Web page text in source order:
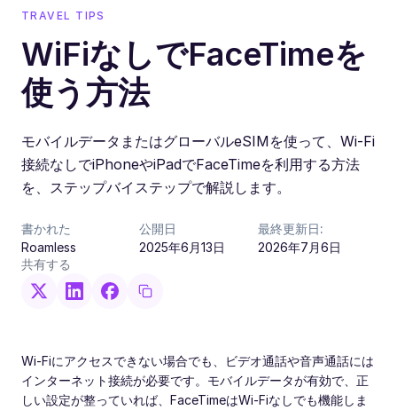
TRAVEL TIPS
WiFiなしでFaceTimeを
使う方法
モバイルデータまたはグローバルeSIMを使って、Wi-Fi
接続なしでiPhoneやiPadでFaceTimeを利用する方法
を、ステップバイステップで解説します。
書かれた
Roamless
公開日
2025年6月13日
最終更新日:
2026年7月6日
共有する
Wi-Fiにアクセスできない場合でも、ビデオ通話や音声通話には
インターネット接続が必要です。モバイルデータが有効で、正
しい設定が整っていれば、FaceTimeはWi-Fiなしでも機能しま